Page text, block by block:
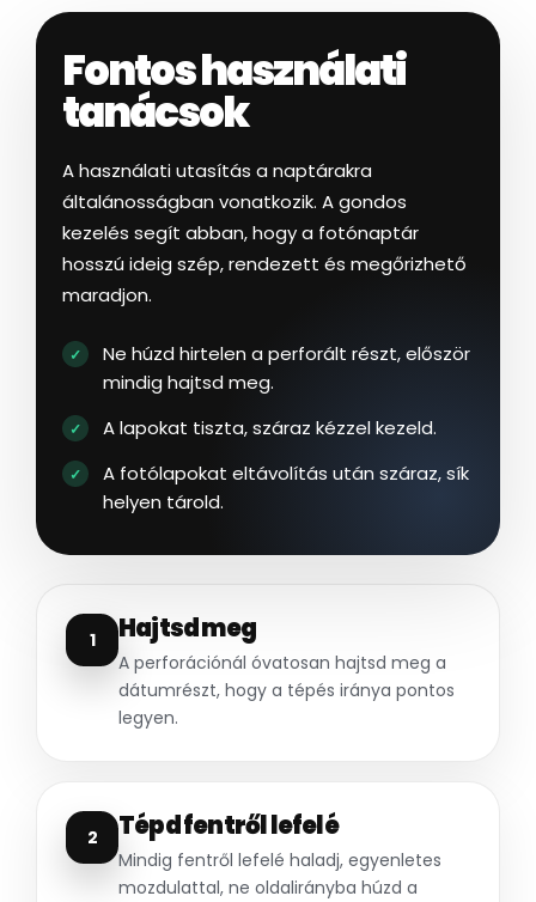
Fontos használati
tanácsok
A használati utasítás a naptárakra
általánosságban vonatkozik. A gondos
kezelés segít abban, hogy a fotónaptár
hosszú ideig szép, rendezett és megőrizhető
maradjon.
Ne húzd hirtelen a perforált részt, először
mindig hajtsd meg.
A lapokat tiszta, száraz kézzel kezeld.
A fotólapokat eltávolítás után száraz, sík
helyen tárold.
1 Hajtsd meg
A perforációnál óvatosan hajtsd meg a
dátumrészt, hogy a tépés iránya pontos
legyen.
2 Tépd fentről lefelé
Mindig fentről lefelé haladj, egyenletes
mozdulattal, ne oldalirányba húzd a